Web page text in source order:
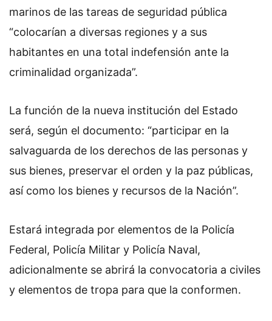
marinos de las tareas de seguridad pública
“colocarían a diversas regiones y a sus
habitantes en una total indefensión ante la
criminalidad organizada”.
La función de la nueva institución del Estado
será, según el documento: “participar en la
salvaguarda de los derechos de las personas y
sus bienes, preservar el orden y la paz públicas,
así como los bienes y recursos de la Nación”.
Estará integrada por elementos de la Policía
Federal, Policía Militar y Policía Naval,
adicionalmente se abrirá la convocatoria a civiles
y elementos de tropa para que la conformen.